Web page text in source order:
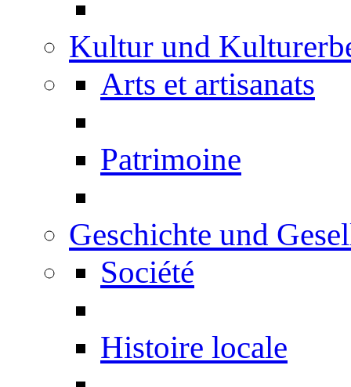
Kultur und
Arts et artisanats
Patrimoine
Geschichte und
Société
Histoire locale